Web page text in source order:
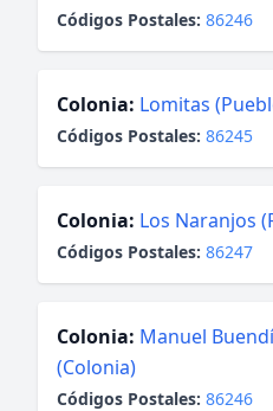
Códigos Postales: 86246
Colonia: Lomitas
Códigos Postales: 86245
Colonia: Los Naranjos
Códigos Postales: 86247
Colonia: Manuel
(Colonia)
Códigos Postales: 86246